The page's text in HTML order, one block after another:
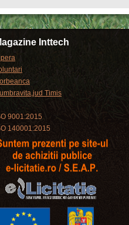
Inttech
Timis
9001:2015
140001:2015